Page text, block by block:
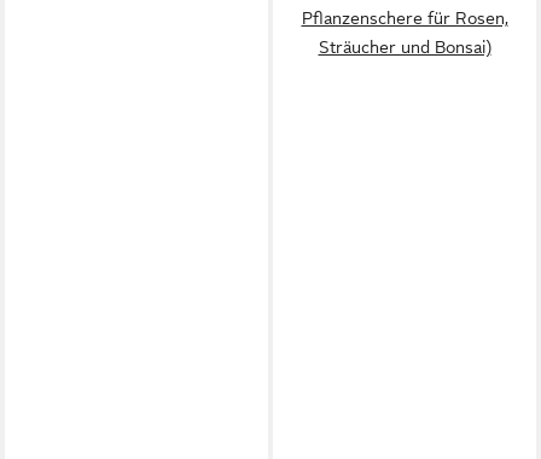
Pflanzenschere für Rosen,
Sträucher und Bonsai)